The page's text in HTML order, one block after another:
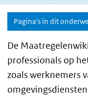
Pagina's in dit
De
professionals op
zoals werknemers